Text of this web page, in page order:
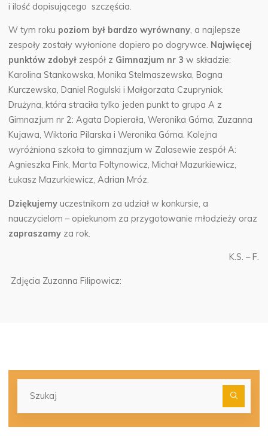
i ilość dopisującego szczęścia.
W tym roku poziom był bardzo wyrównany, a najlepsze
zespoły zostały wyłonione dopiero po dogrywce. Najwięcej
punktów zdobył zespół z Gimnazjum nr 3 w składzie:
Karolina Stankowska, Monika Stelmaszewska, Bogna
Kurczewska, Daniel Rogulski i Małgorzata Czupryniak.
Drużyna, która straciła tylko jeden punkt to grupa A z
Gimnazjum nr 2: Agata Dopierała, Weronika Górna, Zuzanna
Kujawa, Wiktoria Pilarska i Weronika Górna. Kolejna
wyróżniona szkoła to gimnazjum w Zalasewie zespół A:
Agnieszka Fink, Marta Foltynowicz, Michał Mazurkiewicz,
Łukasz Mazurkiewicz, Adrian Mróz.
Dziękujemy uczestnikom za udział w konkursie, a
nauczycielom – opiekunom za przygotowanie młodzieży oraz
zapraszamy za rok.
K.S. – F.
Zdjęcia Zuzanna Filipowicz: